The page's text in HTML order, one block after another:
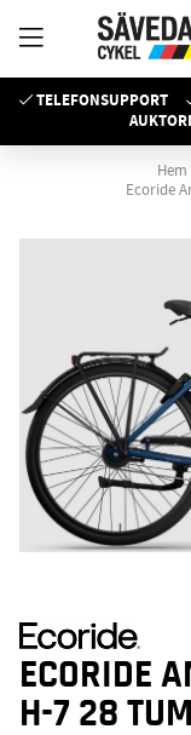
TELEFONSUPPORT
Hem
Ecoride
ECORIDE
H-7 28